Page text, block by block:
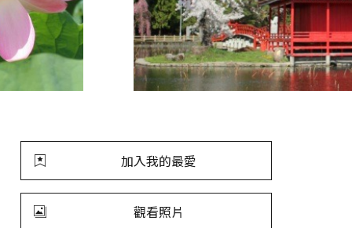
加入我的最愛
觀看照片